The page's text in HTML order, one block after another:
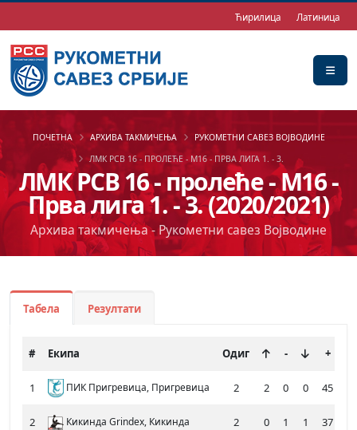
Ћирилица Латиница
ЛМК РСВ 16 - пролеће - М16 -
Прва лига 1. - 3. (2020/2021)
Архива такмичења - Рукометни савез Војводине
ПОЧЕТНА АРХИВА ТАКМИЧЕЊА
РУКОМЕТНИ САВЕЗ ВОЈВОДИНЕ
ЛМК РСВ 16 - ПРОЛЕЋЕ - М16 - ПРВА ЛИГА 1. - 3.
Табела Резултати
# Екипа Одиг - +
1 ПИК Пригревица, Пригревица 2 2 0 0 45
2 Кикинда Grindex, Кикинда 2 0 1 1 37